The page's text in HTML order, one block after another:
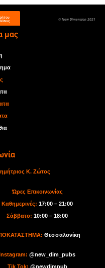
© New Dimension 2021
μας
Κ. Ζώτος
Ώρες Επικοινωνίας
Καθημερινές:17:00 – 21:00
Σάββατο: 10:00 – 18:00
Θεσσαλονίκη
nstagram:@new_dim_pubs
Tik Tok: @newdimpub